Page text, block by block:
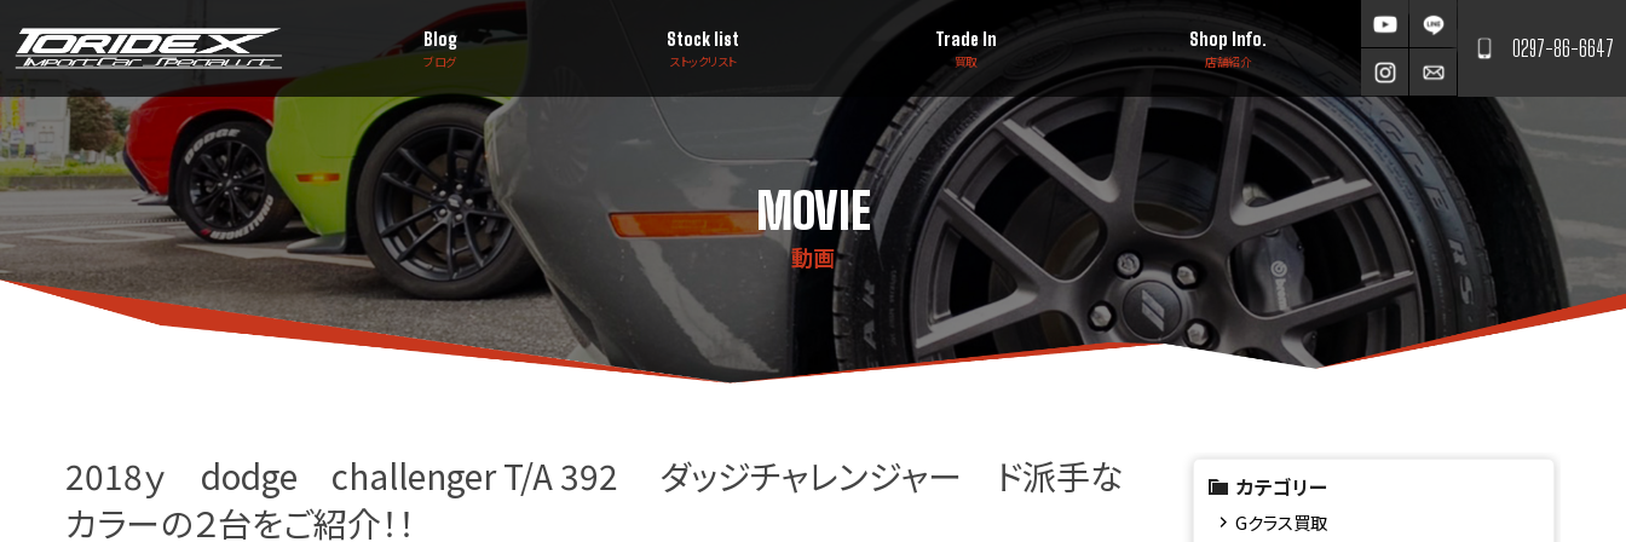
0297-86-6647
Blog
ブログ
Stock list
ストックリスト
Trade In
買取
Shop Info.
店舗紹介
MOVIE
動画
2018ｙ dodge challenger T/A 392 ダッジチャレンジャー ド派手な
カラーの２台をご紹介！！
カテゴリー
Gクラス買取